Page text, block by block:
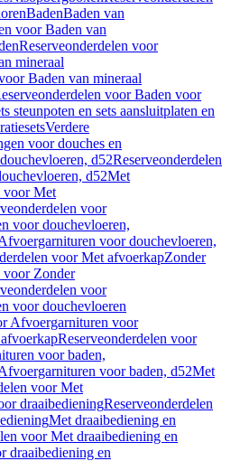
BadenBaden van
voor Baden van
Reserveonderdelen voor
mineraal
Baden van mineraal
voor Baden voor
steunpoten en sets aansluitplaten en
Verdere
voor douches en
d52Reserveonderdelen
d52Met
voor Met
voor
voor douchevloeren,
voor douchevloeren,
voor Met afvoerkapZonder
voor Zonder
voor
voor douchevloeren
Afvoergarnituren voor
Reserveonderdelen voor
voor baden,
voor baden, d52Met
voor Met
draaibedieningReserveonderdelen
Met draaibediening en
voor Met draaibediening en
draaibediening en